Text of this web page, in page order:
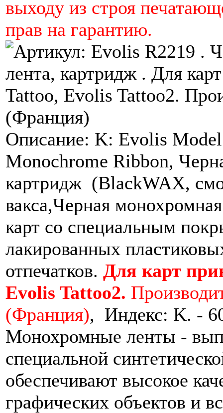
выходу из строя
прав на гарантию.
Описание: K: Evolis
Monochrome Ribbon,
картридж (BlackWAX,
вакса,Черная
карт со специальным
лакированных
отпечатков. Для карт
Evolis Tattoo2.
(Франция), ­ Индекс: K. -
Монохромные ленты -
специальной
обеспечивают высокое
графических объектов и